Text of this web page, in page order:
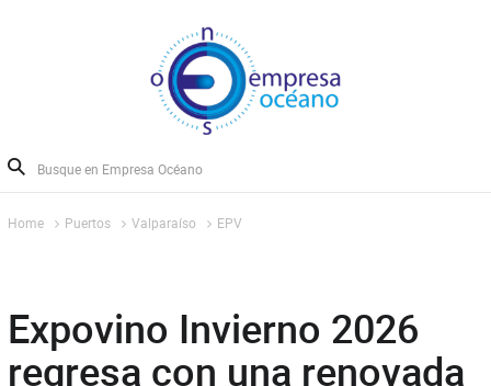
Home Puertos Valparaíso EPV
Expovino Invierno 2026
regresa con una renovada